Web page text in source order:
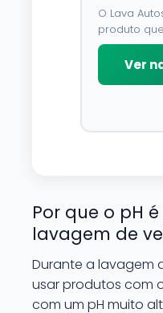
O Lava
produto
para
conservar
Por possuir
Ver
Por que o pH
lavagem de
Durante a lavagem
usar produtos com
com um pH muito